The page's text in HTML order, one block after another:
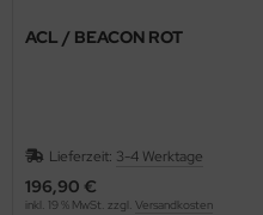
ACL / BEACON ROT
Lieferzeit: 3-4 Werktage
196,90 €
inkl. 19 % MwSt. zzgl. Versandkosten
Spinner, Verstellungen
& Räder